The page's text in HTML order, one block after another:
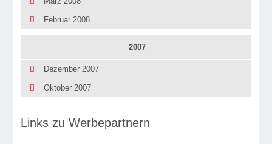
Februar 2008
2007
Dezember 2007
Oktober 2007
Links zu Werbepartnern